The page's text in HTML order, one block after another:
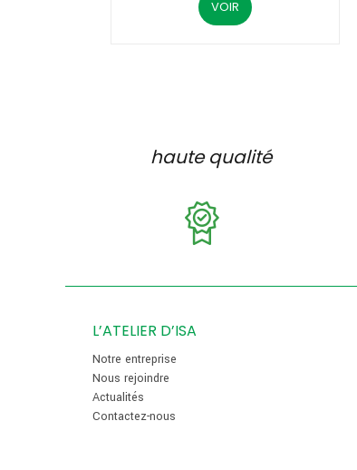
VOIR
haute qualité
L’ATELIER D’ISA
Notre entreprise
Nous rejoindre
Actualités
Contactez-nous